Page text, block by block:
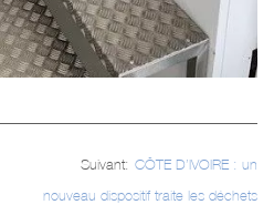
Suivant: CÔTE D’IVOIRE : un
nouveau dispositif traite les déchets